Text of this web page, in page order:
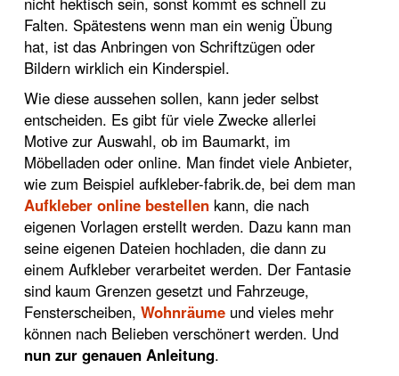
Falten. Spätestens wenn man ein wenig Übung
hat, ist das Anbringen von Schriftzügen oder
Bildern wirklich ein Kinderspiel.
Wie diese aussehen sollen, kann jeder selbst
entscheiden. Es gibt für viele Zwecke allerlei
Motive zur Auswahl, ob im Baumarkt, im
Möbelladen oder online. Man findet viele Anbieter,
wie zum Beispiel aufkleber-fabrik.de, bei dem man
Aufkleber online bestellen kann, die nach
eigenen Vorlagen erstellt werden. Dazu kann man
seine eigenen Dateien hochladen, die dann zu
einem Aufkleber verarbeitet werden. Der Fantasie
sind kaum Grenzen gesetzt und Fahrzeuge,
Fensterscheiben, Wohnräume und vieles mehr
können nach Belieben verschönert werden. Und
nun zur genauen Anleitung.